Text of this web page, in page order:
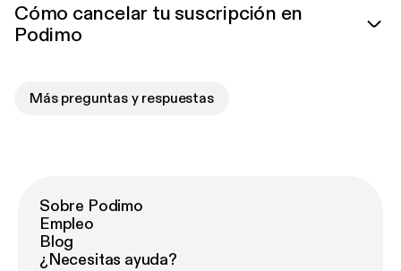
Cómo cancelar tu suscripción en
Podimo
Más preguntas y respuestas
Sobre Podimo
Empleo
Blog
¿Necesitas ayuda?